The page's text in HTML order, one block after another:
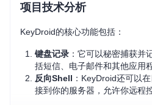
项目技术分析
KeyDroid的核心功能包括：
键盘记录 ：它可以秘密捕获并
括短信、电子邮件和其他应用
反向Shell ：KeyDroid还可以
接到你的服务器，允许你远程